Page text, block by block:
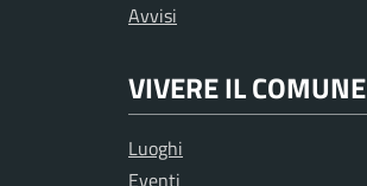
Avvisi
VIVERE IL COMUNE
Luoghi
Eventi